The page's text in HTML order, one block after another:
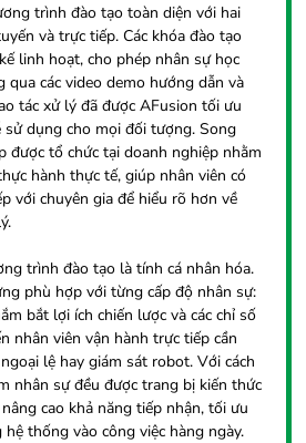
trình đào tạo toàn diện với hai
và trực tiếp. Các khóa đào tạo
linh hoạt, cho phép nhân sự học
qua các video demo hướng dẫn và
tác xử lý đã được AFusion tối ưu
sử dụng cho mọi đối tượng. Song
được tổ chức tại doanh nghiệp nhằm
hành thực tế, giúp nhân viên có
với chuyên gia để hiểu rõ hơn về
trình đào tạo là tính cá nhân hóa.
phù hợp với từng cấp độ nhân sự:
bắt lợi ích chiến lược và các chỉ số
nhân viên vận hành trực tiếp cần
lệ hay giám sát robot. Với cách
nhân sự đều được trang bị kiến thức
cao khả năng tiếp nhận, tối ưu
thống vào công việc hàng ngày.